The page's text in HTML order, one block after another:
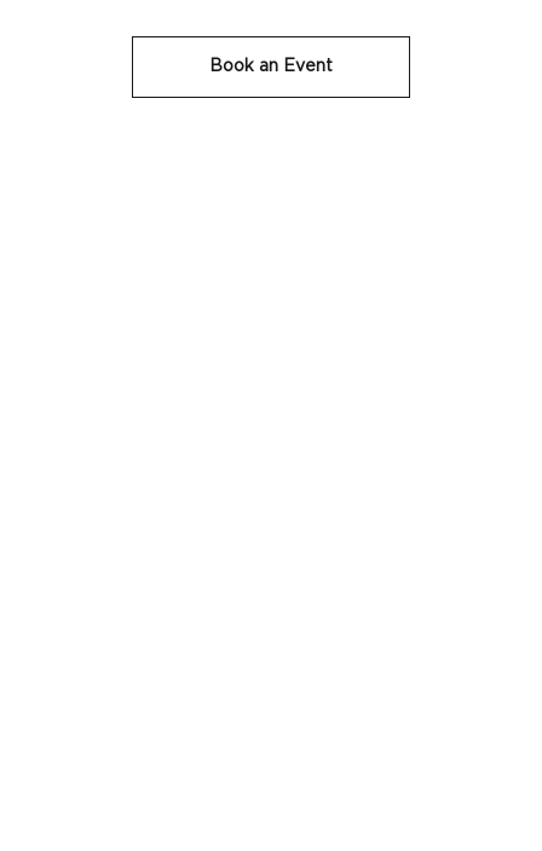
Book an Event